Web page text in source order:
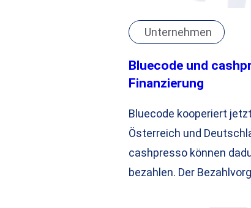
Unternehmen
Bluecode und
Finanzierung
Bluecode kooperiert
Österreich und
cashpresso können
bezahlen. Der